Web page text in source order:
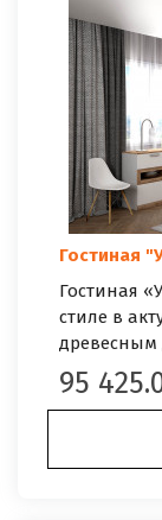
Гостиная
Гостиная
стиле в
древесным
95